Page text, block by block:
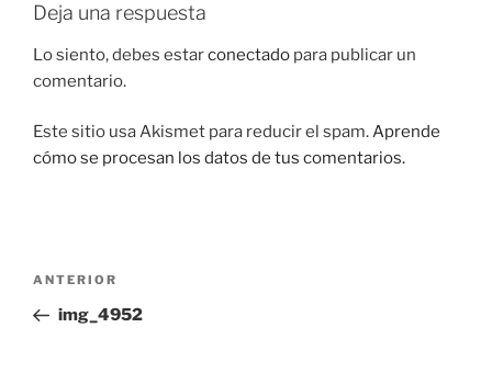
Deja una respuesta
Lo siento, debes estarconectado para publicar un
comentario.
Este sitio usa Akismet para reducir el spam.Aprende
cómo se procesan los datos de tus comentarios.
Navegación
entradas
Entrada
anterior:
ANTERIOR
img_4952